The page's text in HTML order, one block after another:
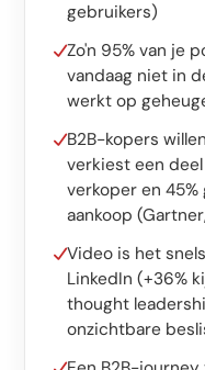
Opleiding
Website
Audits
Website
SEO
GEO
gebruikers)
Zo'n 95% van je
vandaag niet in
werkt op
B2B-kopers
verkiest een
verkoper en
aankoop
Video is het
LinkedIn (+36%
thought
onzichtbare